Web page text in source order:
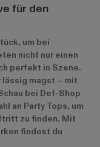
für den
um bei
nicht nur einen
perfekt in Szene.
lässig magst – mit
bei Def-Shop
an Party Tops, um
zu finden. Mit
findest du